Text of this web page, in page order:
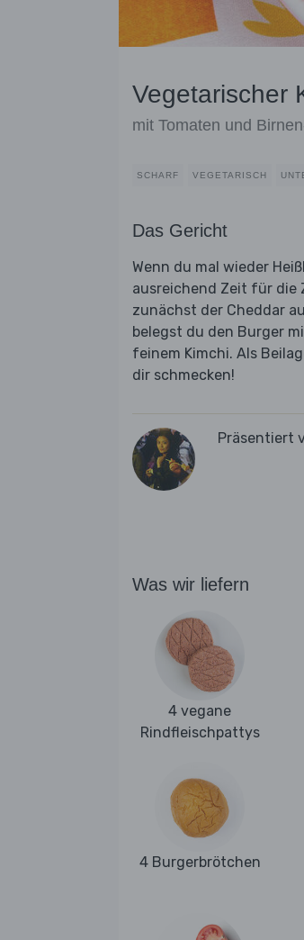
Vegetarischer
mit Tomaten und
SCHARF VEGETARISCH
Das Gericht
Wenn du mal wieder
ausreichend Zeit für die
zunächst der Cheddar
belegst du den Burger
feinem Kimchi. Als
dir schmecken!
Präsentiert
Was wir liefern
4 vegane
Rindfleischpattys
4 Burgerbrötchen